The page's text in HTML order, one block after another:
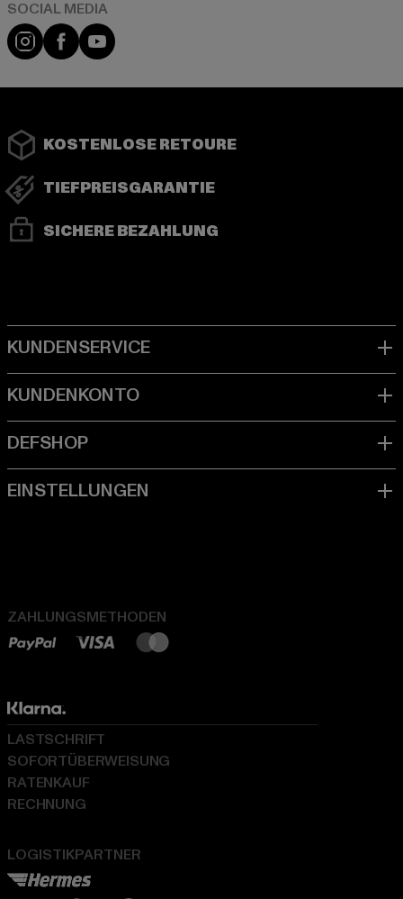
Instagram
FacebookYouTube
KOSTENLOSE RETOURE
TIEFPREISGARANTIE
SICHERE BEZAHLUNG
ZAHLUNGSMETHODEN
LOGISTIKPARTNER
LASTSCHRIFT
SOFORTÜBERWEISUNG
RATENKAUF
RECHNUNG